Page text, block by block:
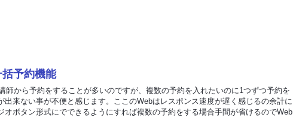
予約機能
師から予約をすることが多いのですが、複数の予約を入れたいのに1つずつ予約を
出来ない事が不便と感じます。ここのWebはレスポンス速度が遅く感じるの余計に
オボタン形式にでできるようにすれば複数の予約をする場合手間が省けるのでWeb